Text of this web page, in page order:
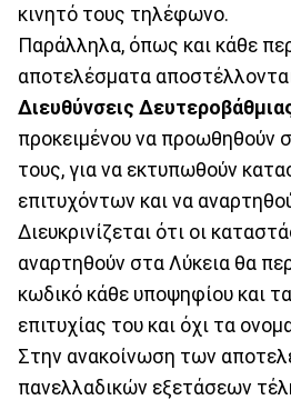
κινητό τους τηλέφωνο.
Παράλληλα, όπως και κάθε
αποτελέσματα
Διευθύνσεις
προκειμένου να προωθηθούν
τους, για να εκτυπωθούν
επιτυχόντων και να
Διευκρινίζεται ότι οι
αναρτηθούν στα Λύκεια θα
κωδικό κάθε υποψηφίου και
επιτυχίας του και όχι τα
Στην ανακοίνωση των
πανελλαδικών εξετάσεων